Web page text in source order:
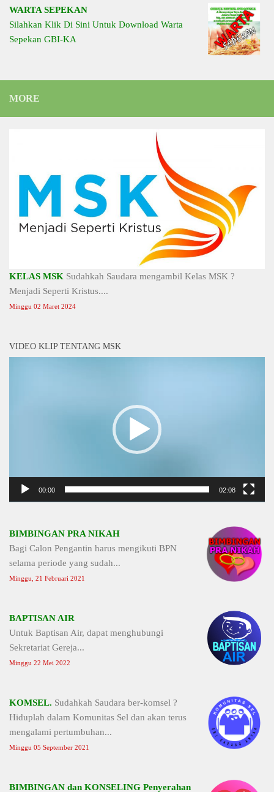
WARTA SEPEKAN
Silahkan Klik Di Sini Untuk Download Warta
Sepekan GBI-KA
MORE
KELAS MSK Sudahkah Saudara mengambil Kelas MSK ?
Menjadi Seperti Kristus....
Minggu 02 Maret 2024
VIDEO KLIP TENTANG MSK
00:00 02:08
BIMBINGAN PRA NIKAH
Bagi Calon Pengantin harus mengikuti BPN
selama periode yang sudah...
Minggu, 21 Februari 2021
BAPTISAN AIR
Untuk Baptisan Air, dapat menghubungi
Sekretariat Gereja...
Minggu 22 Mei 2022
KOMSEL. Sudahkah Saudara ber-komsel ?
Hiduplah dalam Komunitas Sel dan akan terus
mengalami pertumbuhan...
Minggu 05 September 2021
BIMBINGAN dan KONSELING Penyerahan